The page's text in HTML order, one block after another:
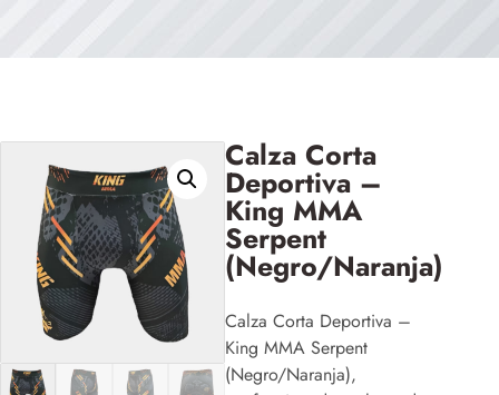
Calza Corta
Deportiva –
King MMA
Serpent
(Negro/Naranja)
Calza Corta Deportiva –
King MMA Serpent
(Negro/Naranja),